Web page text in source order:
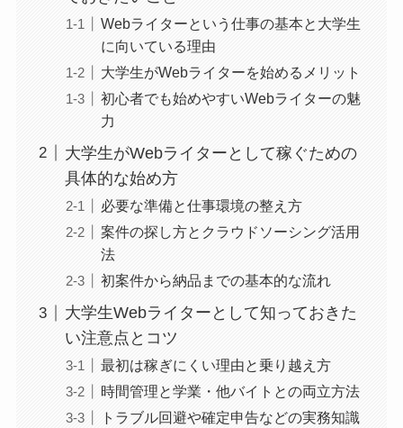
Webライターという仕事の基本と大学生
に向いている理由
大学生がWebライターを始めるメリット
初心者でも始めやすいWebライターの魅
力
大学生がWebライターとして稼ぐための
具体的な始め方
必要な準備と仕事環境の整え方
案件の探し方とクラウドソーシング活用
法
初案件から納品までの基本的な流れ
大学生Webライターとして知っておきた
い注意点とコツ
最初は稼ぎにくい理由と乗り越え方
時間管理と学業・他バイトとの両立方法
トラブル回避や確定申告などの実務知識